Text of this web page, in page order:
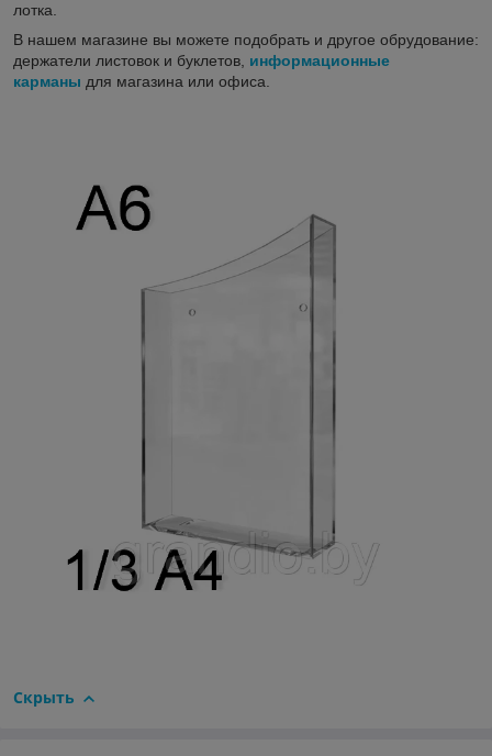
лотка.
В нашем магазине вы можете подобрать и другое обрудование:
держатели листовок и буклетов, информационные
карманы для магазина или офиса.
Скрыть